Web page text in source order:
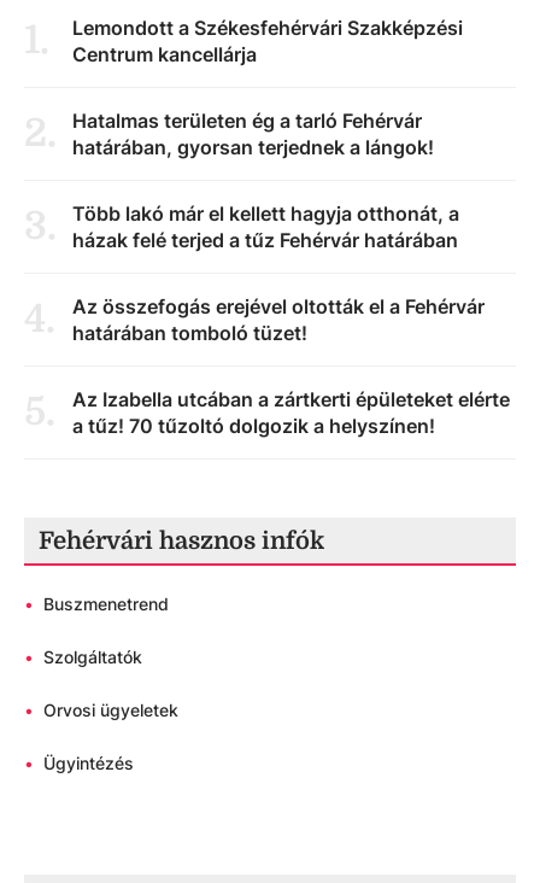
1.
Lemondott a Székesfehérvári Szakképzési
Centrum kancellárja
2.
Hatalmas területen ég a tarló Fehérvár
határában, gyorsan terjednek a lángok!
3.
Több lakó már el kellett hagyja otthonát, a
házak felé terjed a tűz Fehérvár határában
4.
Az összefogás erejével oltották el a Fehérvár
határában tomboló tüzet!
5.
Az Izabella utcában a zártkerti épületeket elérte
a tűz! 70 tűzoltó dolgozik a helyszínen!
Fehérvári hasznos infók
• Buszmenetrend
• Szolgáltatók
• Orvosi ügyeletek
• Ügyintézés